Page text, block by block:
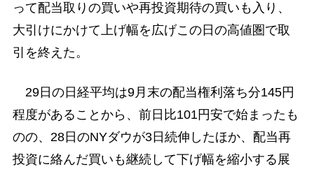
って配当取りの買いや再投資期待の買いも入り、
大引けにかけて上げ幅を広げこの日の高値圏で取
引を終えた。
29日の日経平均は9月末の配当権利落ち分145円
程度があることから、前日比101円安で始まったも
のの、28日のNYダウが3日続伸したほか、配当再
投資に絡んだ買いも継続して下げ幅を縮小する展